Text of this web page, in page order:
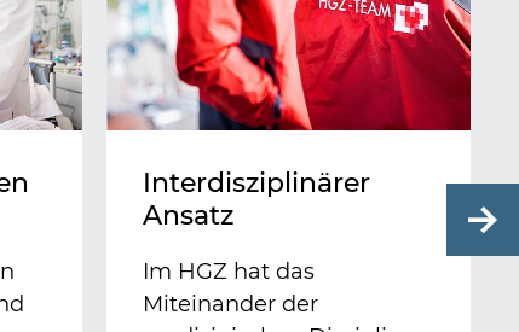
Interdisziplinärer
Ansatz
Im HGZ hat das
Miteinander der